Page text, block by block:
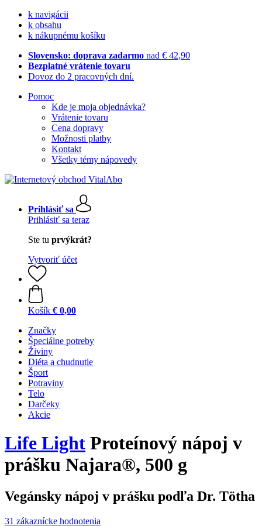
k navigácii
k obsahu
k nákupnému košíku
Slovensko: doprava zadarmo nad € 42,90
Bezplatné vrátenie tovaru
Dovoz do 2 pracovných dní.
Pomoc
Kde je moja objednávka?
Vrátenie tovaru
Cena dopravy
Možnosti platby
Kontakt
Všetky témy nápovedy
Prihlásiť sa
Prihlásiť sa teraz
Ste tu prvýkrát?
Vytvoriť účet
Košík € 0,00
Značky
Špeciálne potreby
Živiny
Diéta a chudnutie
Šport
Potraviny
Telo
Darčeky
Akcie
Life Light Proteínový nápoj v
prášku Najara®, 500 g
Vegánsky nápoj v prášku podľa Dr. Tötha
31 zákaznícke hodnotenia